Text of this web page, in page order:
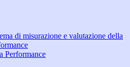
di misurazione e valutazione della
Performance